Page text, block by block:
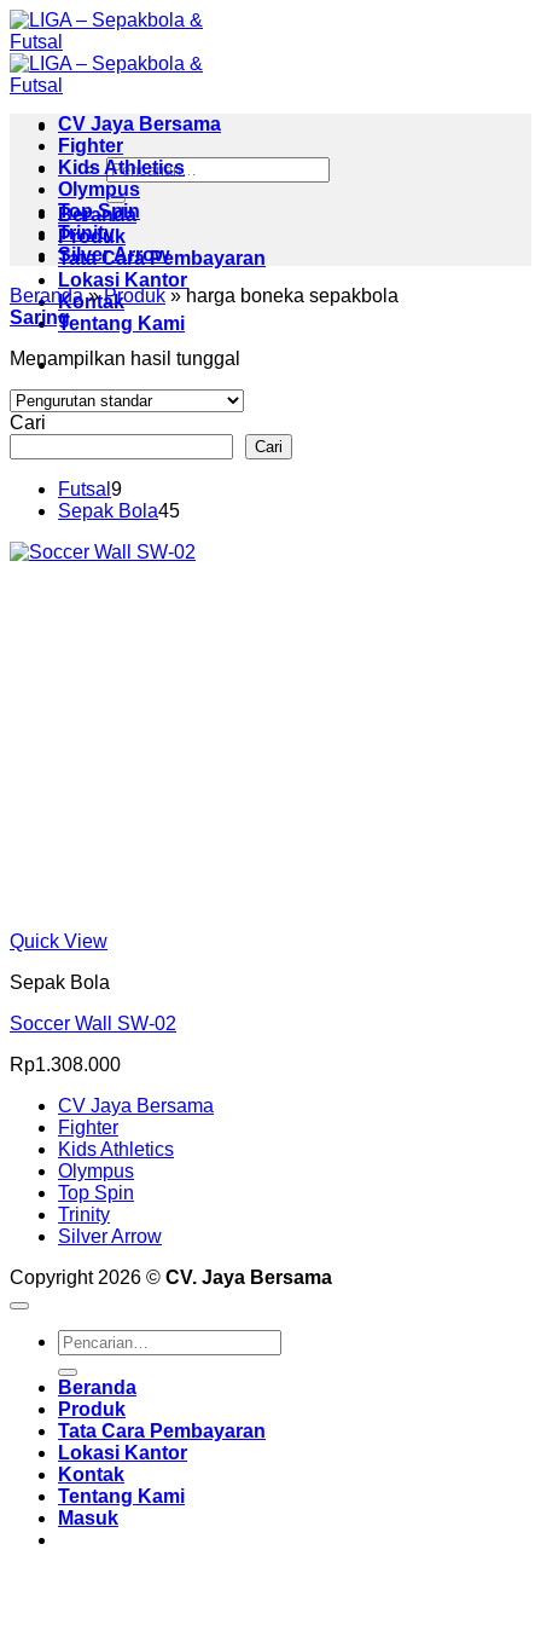
Skip
to
content
Pencarian
untuk:
Beranda
Produk
Tata Cara Pembayaran
Lokasi Kantor
Kontak
Tentang Kami
CV Jaya Bersama
Fighter
Kids Athletics
Olympus
Top Spin
Trinity
Silver Arrow
Beranda » Produk » harga boneka sepakbola
Saring
Menampilkan hasil tunggal
Cari
Cari
Futsal 99
Produk
Sepak Bola4545
Quick View
Sepak Bola
Soccer Wall SW-02
Rp1.308.000
CV Jaya Bersama
Fighter
Kids Athletics
Olympus
Top Spin
Trinity
Silver Arrow
Copyright 2026 © CV. Jaya Bersama
Pencarian
untuk:
Beranda
Produk
Tata Cara Pembayaran
Lokasi Kantor
Kontak
Tentang Kami
Masuk